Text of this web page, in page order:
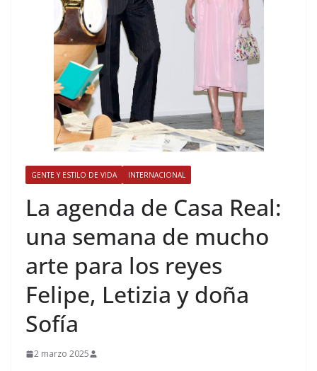
GENTE Y ESTILO DE VIDA INTERNACIONAL
​La agenda de Casa Real:
una semana de mucho
arte para los reyes
Felipe, Letizia y doña
Sofía
2 marzo 2025